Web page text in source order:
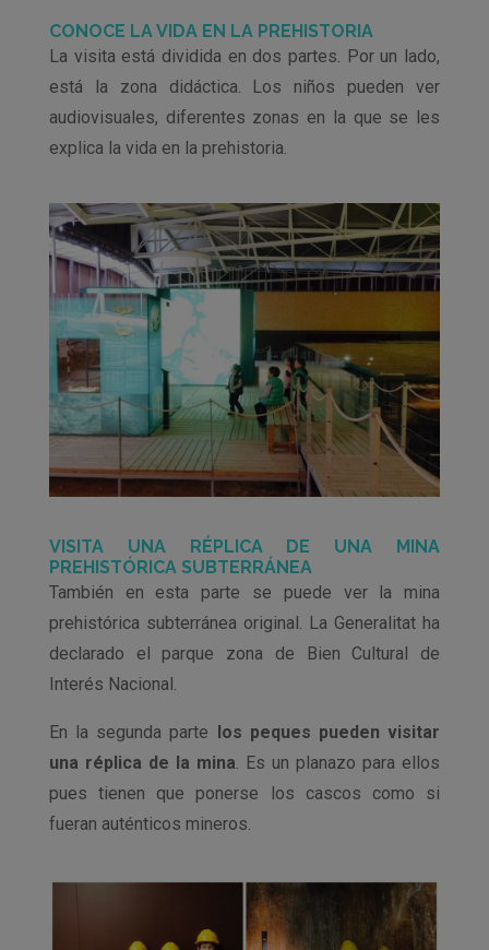
CONOCE LA VIDA EN LA PREHISTORIA
La visita está dividida en dos partes. Por un lado,
está la zona didáctica. Los niños pueden ver
audiovisuales, diferentes zonas en la que se les
explica la vida en la prehistoria.
VISITA UNA RÉPLICA DE UNA MINA
PREHISTÓRICA SUBTERRÁNEA
También en esta parte se puede ver la mina
prehistórica subterránea original. La Generalitat ha
declarado el parque zona de Bien Cultural de
Interés Nacional.
En la segunda parte los peques pueden visitar
una réplica de la mina. Es un planazo para ellos
pues tienen que ponerse los cascos como si
fueran auténticos mineros.